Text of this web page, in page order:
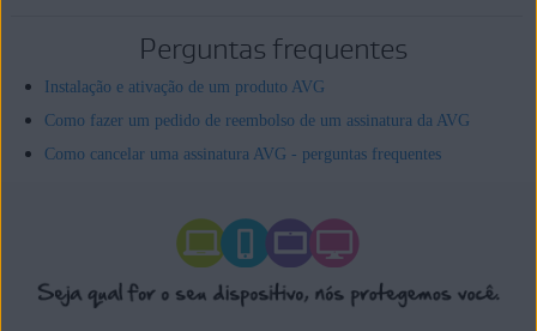
Perguntas frequentes
Instalação e ativação de um produto AVG
Como fazer um pedido de reembolso de um assinatura da AVG
Como cancelar uma assinatura AVG - perguntas frequentes